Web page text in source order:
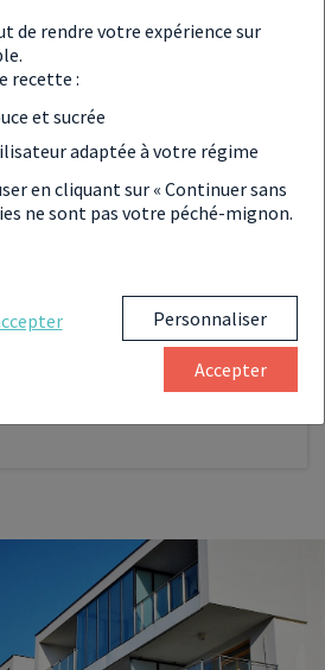
LE PROGRAMME
ANRU
du T4 au T5
de rendre votre expérience sur
recette :
et sucrée
adaptée à votre régime
en cliquant sur « Continuer sans
ne sont pas votre péché-mignon.
Personnaliser
Accepter